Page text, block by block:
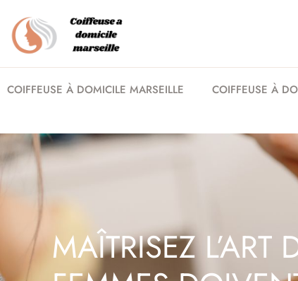
COIFFEUSE À DOMICILE MARSEILLE COIFFEUSE À
MAÎTRISEZ